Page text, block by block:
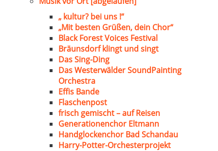
„ kultur? bei uns !“
„Mit besten Grüßen, dein Chor“
Black Forest Voices Festival
Bräunsdorf klingt und singt
Das Sing-Ding
Das Westerwälder SoundPainting
Orchestra
Effis Bande
Flaschenpost
frisch gemischt – auf Reisen
Generationenchor Eltmann
Handglockenchor Bad Schandau
Harry-Potter-Orchesterprojekt